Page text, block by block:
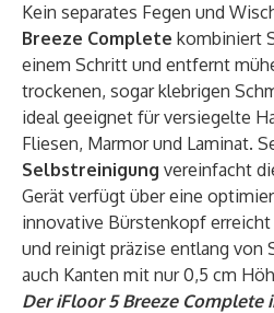
Kein separates Fegen und
Breeze Complete kombiniert
einem Schritt und entfernt
trockenen, sogar klebrigen
ideal geeignet für versiegelte
Fliesen, Marmor und Laminat.
Selbstreinigung vereinfacht
Gerät verfügt über eine
innovative Bürstenkopf
und reinigt präzise entlang von
auch Kanten mit nur 0,5 cm
Der iFloor 5 Breeze Complete